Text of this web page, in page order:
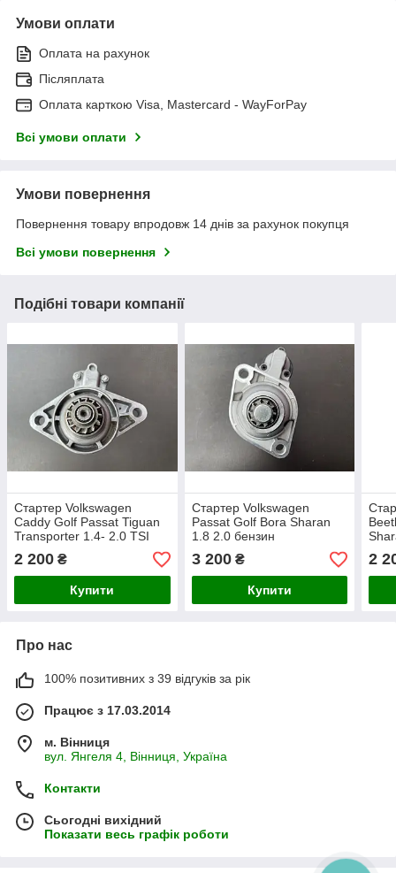
Умови оплати
Оплата на рахунок
Післяплата
Оплата карткою Visa, Mastercard - WayForPay
Всі умови оплати
Умови повернення
Повернення товару впродовж 14 днів за рахунок покупця
Всі умови повернення
Подібні товари компанії
Стартер Volkswagen
Caddy Golf Passat Tiguan
Transporter 1.4- 2.0 TSI
2 200 ₴
Купити
Стартер Volkswagen
Passat Golf Bora Sharan
1.8 2.0 бензин
3 200₴
Купити
2
Про нас
100% позитивних з 39 відгуків за рік
Працює з 17.03.2014
м. Вінниця
вул. Янгеля 4, Вінниця, Україна
Контакти
Сьогодні вихідний
Показати весь графік роботи